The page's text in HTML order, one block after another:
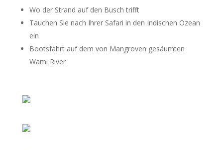
Wo der Strand auf den Busch trifft
Tauchen Sie nach Ihrer Safari in den Indischen Ozean
ein
Bootsfahrt auf dem von Mangroven gesäumten
Wami River